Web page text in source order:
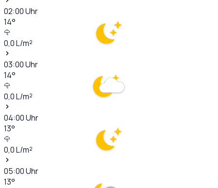
02:00Uhr
14°
0,0L/m²
03:00Uhr
14°
0,0L/m²
04:00Uhr
13°
0,0L/m²
05:00Uhr
13°